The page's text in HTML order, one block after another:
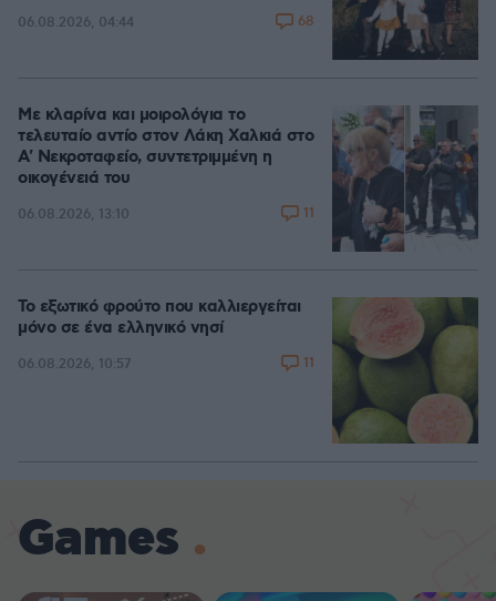
06.08.2026, 04:44 68
Με κλαρίνα και μοιρολόγια το
τελευταίο αντίο στον Λάκη Χαλκιά στο
A' Νεκροταφείο, συντετριμμένη η
οικογένειά του
06.08.2026, 13:10 11
Το εξωτικό φρούτο που καλλιεργείται
μόνο σε ένα ελληνικό νησί
06.08.2026, 10:57 11
Games